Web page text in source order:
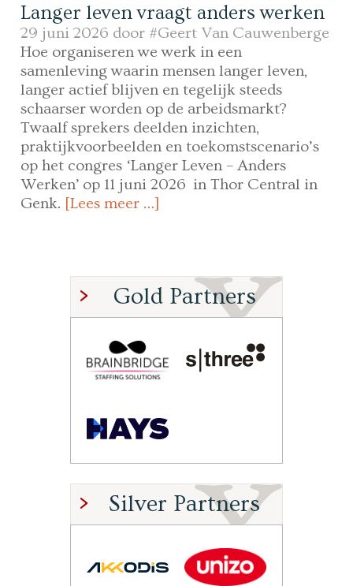
Langer leven vraagt anders werken
29 juni 2026 door #Geert Van Cauwenberge
Hoe organiseren we werk in een
samenleving waarin mensen langer leven,
langer actief blijven en tegelijk steeds
schaarser worden op de arbeidsmarkt?
Twaalf sprekers deelden inzichten,
praktijkvoorbeelden en toekomstscenario’s
op het congres ‘Langer Leven – Anders
Werken’ op 11 juni 2026 in Thor Central in
Genk. [Lees meer …]
Gold Partners
Silver Partners